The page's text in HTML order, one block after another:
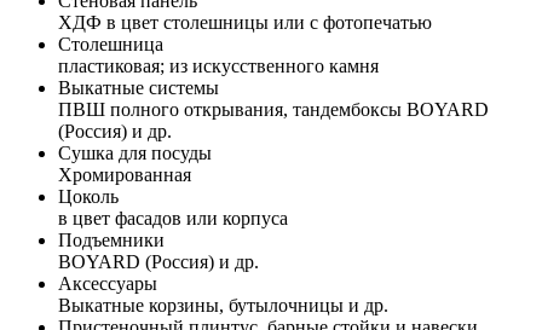
ХДФ в цвет столешницы или с фотопечатью
Столешница
пластиковая; из искусственного камня
Выкатные системы
ПВШ полного открывания, тандембоксы BOYARD
(Россия) и др.
Сушка для посуды
Хромированная
Цоколь
в цвет фасадов или корпуса
Подъемники
BOYARD (Россия) и др.
Аксессуары
Выкатные корзины, бутылочницы и др.